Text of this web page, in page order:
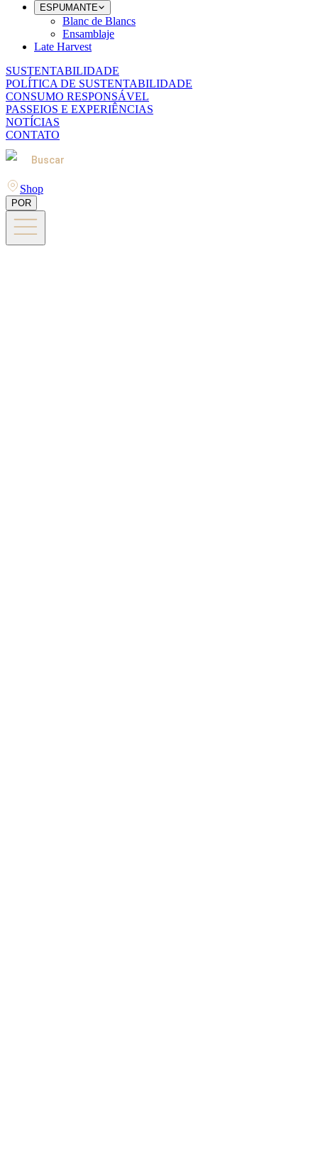
ESPUMANTE
Blanc de Blancs
Ensamblaje
Late Harvest
SUSTENTABILIDADE
POLÍTICA DE SUSTENTABILIDADE
CONSUMO RESPONSÁVEL
PASSEIOS E EXPERIÊNCIAS
NOTÍCIAS
CONTATO
Buscar
Shop
POR